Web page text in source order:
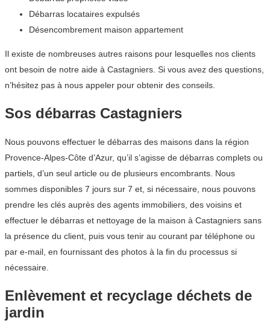
Débarras locataires expulsés
Désencombrement maison appartement
Il existe de nombreuses autres raisons pour lesquelles nos clients
ont besoin de notre aide à Castagniers. Si vous avez des questions,
n’hésitez pas à nous appeler pour obtenir des conseils.
Sos débarras Castagniers
Nous pouvons effectuer le débarras des maisons dans la région
Provence-Alpes-Côte d’Azur, qu’il s’agisse de débarras complets ou
partiels, d’un seul article ou de plusieurs encombrants. Nous
sommes disponibles 7 jours sur 7 et, si nécessaire, nous pouvons
prendre les clés auprès des agents immobiliers, des voisins et
effectuer le débarras et nettoyage de la maison à Castagniers sans
la présence du client, puis vous tenir au courant par téléphone ou
par e-mail, en fournissant des photos à la fin du processus si
nécessaire.
Enlèvement et recyclage déchets de
jardin